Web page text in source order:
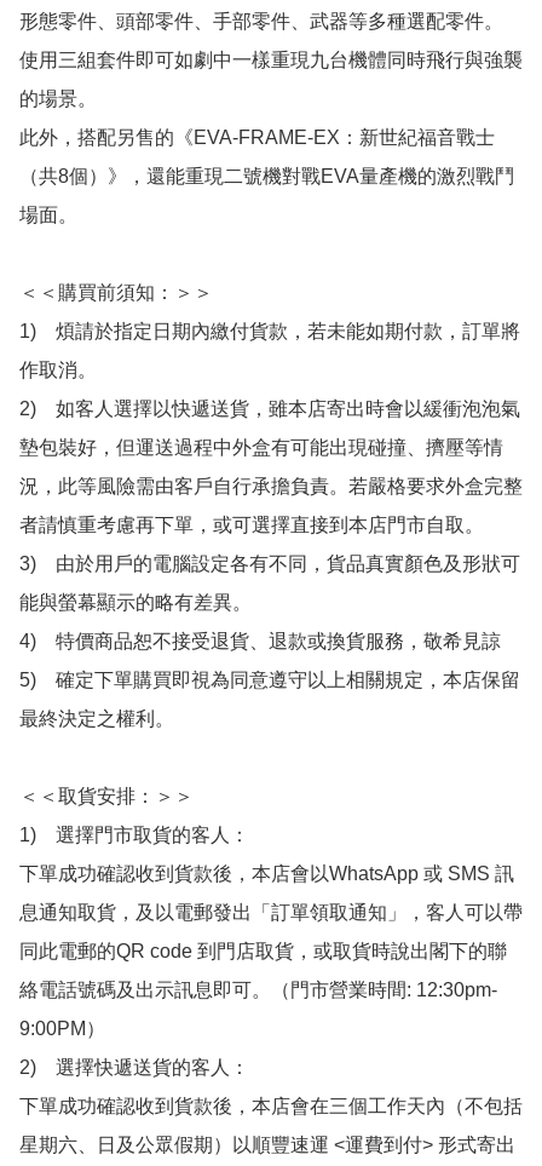
形態零件、頭部零件、手部零件、武器等多種選配零件。
使用三組套件即可如劇中一樣重現九台機體同時飛行與強襲
的場景。
此外，搭配另售的《EVA-FRAME-EX：新世紀福音戰士
（共8個）》，還能重現二號機對戰EVA量產機的激烈戰鬥
場面。
＜＜購買前須知：＞＞
1)　煩請於指定日期內繳付貨款，若未能如期付款，訂單將
作取消。
2)　如客人選擇以快遞送貨，雖本店寄出時會以緩衝泡泡氣
墊包裝好，但運送過程中外盒有可能出現碰撞、擠壓等情
況，此等風險需由客戶自行承擔負責。若嚴格要求外盒完整
者請慎重考慮再下單，或可選擇直接到本店門市自取。
3)　由於用戶的電腦設定各有不同，貨品真實顏色及形狀可
能與螢幕顯示的略有差異。
4)　特價商品恕不接受退貨、退款或換貨服務，敬希見諒
5)　確定下單購買即視為同意遵守以上相關規定，本店保留
最終決定之權利。
＜＜取貨安排：＞＞
1)　選擇門市取貨的客人：
下單成功確認收到貨款後，本店會以WhatsApp 或 SMS 訊
息通知取貨，及以電郵發出「訂單領取通知」，客人可以帶
同此電郵的QR code 到門店取貨，或取貨時說出閣下的聯
絡電話號碼及出示訊息即可。（門市營業時間: 12:30pm-
9:00PM）
2)　選擇快遞送貨的客人：
下單成功確認收到貨款後，本店會在三個工作天內（不包括
星期六、日及公眾假期）以順豐速運 <運費到付> 形式寄出